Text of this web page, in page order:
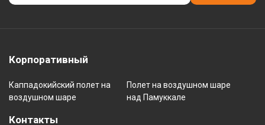
Корпоративный
Каппадокийский полет на
воздушном шаре
Полет на воздушном шаре
над Памуккале
Контакты